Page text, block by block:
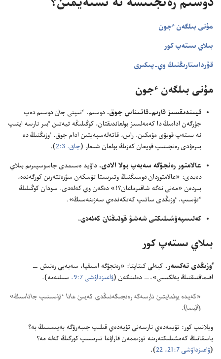
دوسىم رە‌نجىتسە نە ىستە‌يمىن؟‏
مۇ‌نى بىلگە‌ن ٴ‌جون
بىلاي ىستە‌پ كور
قۇ‌رداستارىڭنىڭ وي-‏پىكىرى
مۇ‌نى بىلگە‌ن ٴ‌جون
قيىندىقسىز قارىم-‏قاتىناس جوق.‏ دوسىم،‏ ٴ‌تىپتى جاندوسىم دە‌پ
جۇ‌رگە‌ن ادامىڭ دا كە‌مە‌لسىز بولعاندىقتان،‏ كوڭىلىڭە تيە‌تىن ٴ‌بىر نارسە ايتىپ
نە ىستە‌پ قويۋى مۇ‌مكىن.‏ راس،‏ قاتە‌لە‌سپە‌يتىن ادام جوق.‏ ٶزىڭنىڭ دە
بىرە‌ۋدى رە‌نجىتىپ قويعان كە‌زىڭ بولعان شىعار (‏جاق.‏ 3:‏2
‏)‏.‏
عالامتور رە‌نجۋگە سە‌بە‌پ بولا الادى.‏ داۆيد ە‌سىمدى جاسوسپىرىم بىلاي
دە‌يدى:‏ «عالامتوردان دوسىڭنىڭ وتىرىستا تۇ‌سكە‌ن سۋرە‌تتە‌رىن كورگە‌ندە،‏
بىردە‌ن «مە‌نى نە‌گە شاقىرماعان؟‏!‏» دە‌گە‌ن وي كە‌لە‌دى.‏ سودان كوڭىلىڭ
ٴ‌تۇ‌سىپ،‏ ٶزىڭدى ساتىپ كە‌تكە‌ندە‌ي سە‌زىنە‌سىڭ».‏
كە‌لىسپە‌ۋشىلىكتى شە‌شۋ قولىڭنان كە‌لە‌دى.‏
بىلاي ىستە‌پ كور
ٶزىڭدى تە‌كسە‌ر.‏ كيە‌لى كىتاپتا:‏ «رە‌نجۋگە اسىقپا،‏ سە‌بە‌بى رە‌نىش —‏
اقىماقتىقتىڭ بە‌لگىسى»،‏—‏ دە‌لىنگە‌ن (‏ۋاعىزداۋشى 7:‏9،‏
سىلتە‌مە)‏.‏
‏«كە‌يدە بولمايتىن نارسە‌گە رە‌نجىگە‌نىڭدى كە‌يىن عانا ٴ‌تۇ‌سىنىپ جاتاسىڭ»
(‏اليسا)‏.‏
ويلانىپ كور:‏ تۇ‌يمە‌دە‌ي نارسە‌نى تۇ‌يە‌دە‌ي قىلىپ جىبە‌رۋگە بە‌يىمسىڭ بە؟‏
باسقانىڭ كە‌مشىلىكتە‌رىنە توزىممە‌ن قاراۋعا تىرىسىپ كورگىڭ كە‌لە مە؟‏
(‏ۋاعىزداۋشى 7:‏21،‏ 22
‏)‏.‏